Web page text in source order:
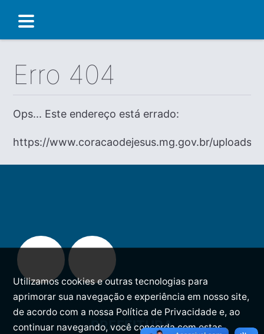
Erro 404
Ops... Este endereço está errado:
https://www.coracaodejesus.mg.gov.br/uploads/
PREFEITURA
Utilizamos cookies e outras tecnologias para
aprimorar sua navegação e experiência em nosso site,
de acordo com a nossa Política de Privacidade e, ao
continuar navegando, você concorda com estas